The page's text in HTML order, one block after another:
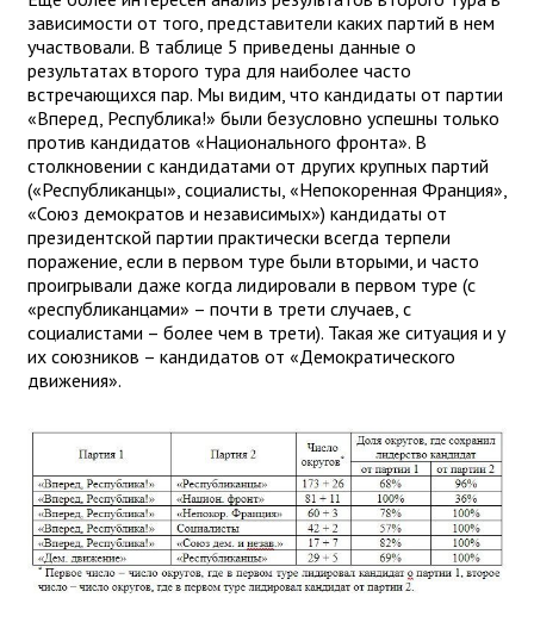
зависимости от того, представители каких партий в нем
участвовали. В таблице 5 приведены данные о
результатах второго тура для наиболее часто
встречающихся пар. Мы видим, что кандидаты от партии
«Вперед, Республика!» были безусловно успешны только
против кандидатов «Национального фронта». В
столкновении с кандидатами от других крупных партий
(«Республиканцы», социалисты, «Непокоренная Франция»,
«Союз демократов и независимых») кандидаты от
президентской партии практически всегда терпели
поражение, если в первом туре были вторыми, и часто
проигрывали даже когда лидировали в первом туре (с
«республиканцами» – почти в трети случаев, с
социалистами – более чем в трети). Такая же ситуация и у
их союзников – кандидатов от «Демократического
движения».